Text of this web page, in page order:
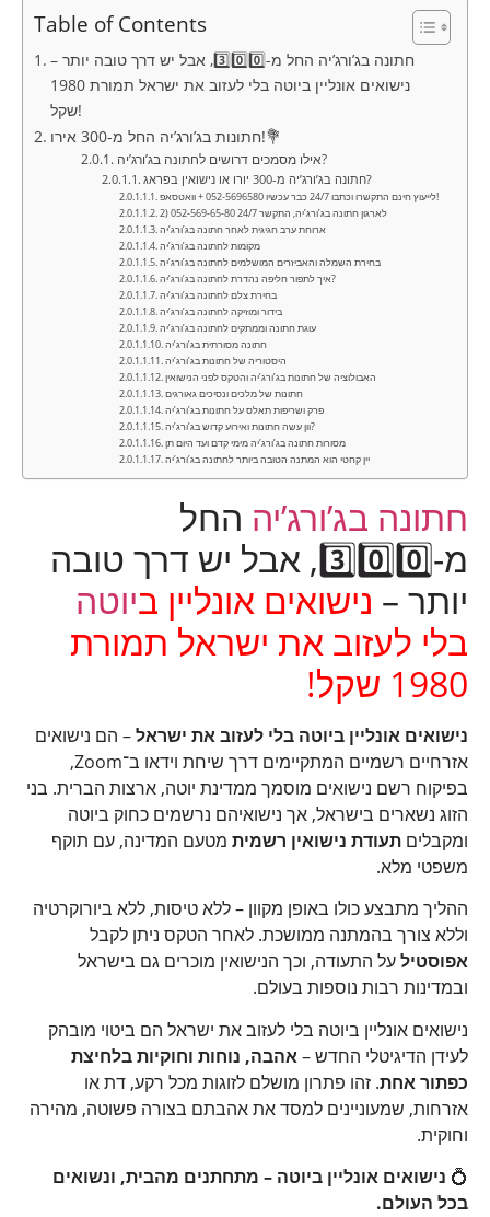
Table of Contents
חתונה בג’ורג’יה החל מ-3️⃣0️⃣0️⃣, אבל יש דרך טובה יותר –
נישואים אונליין ביוטה בלי לעזוב את ישראל תמורת 1980
2) לארגון חתונה בג’ורג’יה, התקשר 24/7 052-569-65-80
ארוחת ערב חגיגית לאחר חתונה בג’ורג’יה
מקומות לחתונה בג’ורג’יה
בחירת השמלה והאביזרים המושלמים לחתונה בג’ורג’יה
בחירת צלם לחתונה בג’ורג’יה
בידור ומוזיקה לחתונה בג’ורג’יה
עוגת חתונה וממתקים לחתונה בג’ורג’יה
חתונה מסורתית בג’ורג’יה
היסטוריה של חתונות בג’ורג’יה
האבולוציה של חתונות בג’ורג’יה והטקס לפני הנישואין
חתונות של מלכים ונסיכים גאורגים
פרק ושריפות תאלס על חתונות בג’ורג’יה
מסורות חתונה בג’ורג’יה מימי קדם ועד היום תן
יין קחטי הוא המתנה הטובה ביותר לחתונה בג’ורג’יה
חתונה בג’ורג’יההחל
מ-3️⃣0️⃣0️⃣, אבל יש דרך טובה
יותר – נישואים אונליין ב יוטה
בלי לעזוב את ישראל תמורת
1980 שקל!
נישואים אונליין ביוטה בלי לעזוב את ישראל– הם נישואים
אזרחיים רשמיים המתקיימים דרך שיחת וידאו ב־Zoom,
בפיקוח רשם נישואים מוסמך ממדינת יוטה, ארצות הברית. בני
הזוג נשארים בישראל, אך נישואיהם נרשמים כחוק ביוטה
ומקבליםתעודת נישואין רשמיתמטעם המדינה, עם תוקף
משפטי מלא.
ההליך מתבצע כולו באופן מקוון – ללא טיסות, ללא ביורוקרטיה
וללא צורך בהמתנה ממושכת. לאחר הטקס ניתן לקבל
אפוסטילעל התעודה, וכך הנישואין מוכרים גם בישראל
ובמדינות רבות נוספות בעולם.
נישואים אונליין ביוטה בלי לעזוב את ישראל הם ביטוי מובהק
לעידן הדיגיטלי החדש –אהבה, נוחות וחוקיות בלחיצת
כפתור אחת. זהו פתרון מושלם לזוגות מכל רקע, דת או
אזרחות, שמעוניינים למסד את אהבתם בצורה פשוטה, מהירה
וחוקית.
נישואים אונליין ביוטה – מתחתנים מהבית, ונשואים
בכל העולם.